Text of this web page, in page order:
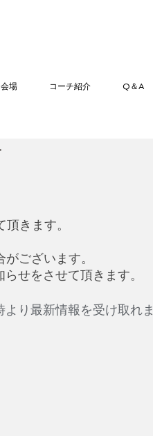
場 コーチ紹介 Q＆A
頂きます。
ございます。
せをさせて頂きます。
より最新情報を受け取れま